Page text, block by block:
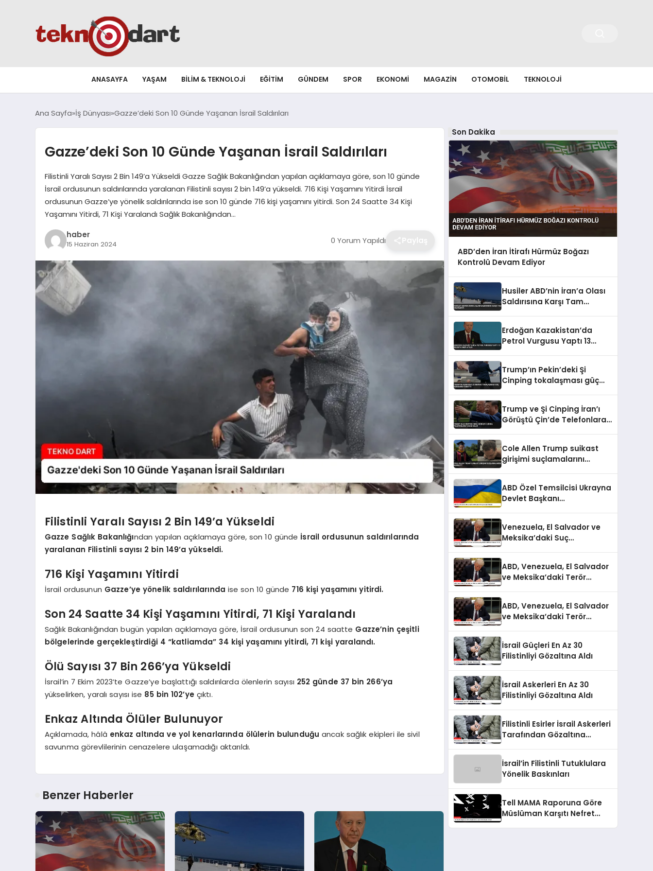
ANASAYFA YAŞAM BILIM & TEKNOLOJI EĞITIM GÜNDEM SPOR EKONOMI MAGAZIN OTOMOBIL TEKNOLOJI
Ana Sayfa İş Dünyası Gazze’deki Son 10 Günde Yaşanan İsrail Saldırıları
Gazze’deki Son 10 Günde Yaşanan İsrail Saldırıları
Filistinli Yaralı Sayısı 2 Bin 149’a Yükseldi Gazze Sağlık Bakanlığından yapılan açıklamaya göre, son 10 günde
İsrail ordusunun saldırılarında yaralanan Filistinli sayısı 2 bin 149’a yükseldi. 716 Kişi Yaşamını Yitirdi İsrail
ordusunun Gazze’ye yönelik saldırılarında ise son 10 günde 716 kişi yaşamını yitirdi. Son 24 Saatte 34 Kişi
Yaşamını Yitirdi, 71 Kişi Yaralandı Sağlık Bakanlığından…
haber
15 Haziran 2024 0 Yorum Yapıldı
Filistinli Yaralı Sayısı 2 Bin 149’a Yükseldi
Gazze Sağlık Bakanlığından yapılan açıklamaya göre, son 10 günde İsrail ordusunun saldırılarında
yaralanan Filistinli sayısı 2 bin 149’a yükseldi.
716 Kişi Yaşamını Yitirdi
İsrail ordusunun Gazze’ye yönelik saldırılarında ise son 10 günde 716 kişi yaşamını yitirdi.
Son 24 Saatte 34 Kişi Yaşamını Yitirdi, 71 Kişi Yaralandı
Sağlık Bakanlığından bugün yapılan açıklamaya göre, İsrail ordusunun son 24 saatte Gazze’nin çeşitli
bölgelerinde gerçekleştirdiği 4 “katliamda” 34 kişi yaşamını yitirdi, 71 kişi yaralandı.
Ölü Sayısı 37 Bin 266’ya Yükseldi
İsrail’in 7 Ekim 2023’te Gazze’ye başlattığı saldırılarda ölenlerin sayısı 252 günde 37 bin 266’ya
yükselirken, yaralı sayısı ise 85 bin 102’yeçıktı.
Enkaz Altında Ölüler Bulunuyor
Açıklamada, hâlâ enkaz altında ve yol kenarlarında ölülerin bulunduğu ancak sağlık ekipleri ile sivil
savunma görevlilerinin cenazelere ulaşamadığı aktarıldı.
Benzer Haberler
Son Dakika
ABD’den İran İtirafı Hürmüz Boğazı
Kontrolü Devam Ediyor
Husiler ABD’nin İran’a Olası
Saldırısına Karşı Tam
Erdoğan Kazakistan’da
Petrol Vurgusu Yaptı 13
Trump’ın Pekin’deki Şi
Cinping tokalaşması güç
Trump ve Şi Cinping İran’ı
Görüştü Çin’de Telefonlara
Cole Allen Trump suikast
girişimi suçlamalarını
ABD Özel Temsilcisi Ukrayna
Devlet Başkanı
Venezuela, El Salvador ve
Meksika’daki Suç
ABD, Venezuela, El Salvador
ve Meksika’daki Terör
ABD, Venezuela, El Salvador
ve Meksika’daki Terör
İsrail Güçleri En Az 30
Filistinliyi Gözaltına Aldı
İsrail Askerleri En Az 30
Filistinliyi Gözaltına Aldı
Filistinli Esirler İsrail Askerleri
Tarafından Gözaltına
İsrail’in Filistinli Tutuklulara
Yönelik Baskınları
Tell MAMA Raporuna Göre
Müslüman Karşıtı Nefret